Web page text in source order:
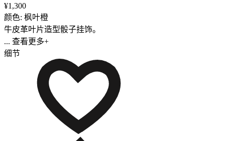
¥1,300
颜色: 枫叶橙
牛皮革叶片造型骰子挂饰。
... 查看更多+
细节